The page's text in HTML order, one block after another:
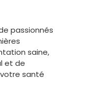
passionnés
saine,
et de
santé